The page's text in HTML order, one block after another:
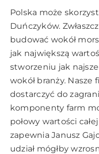
Polska może
Duńczyków.
budować wokół
jak największą
stworzeniu jak
wokół branży. Nasze
dostarczyć do
komponenty farm
połowy wartości
zapewnia Janusz
udział mógłby